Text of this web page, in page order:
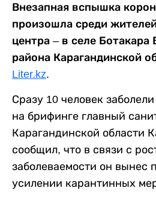
Внезапная вспышка
произошла среди
центра – в селе Ботакара
района Карагандинской
Liter.kz.
Сразу 10 человек
на брифинге главный
Карагандинской области
сообщил, что в связи с
заболеваемости он вынес
усилении карантинных